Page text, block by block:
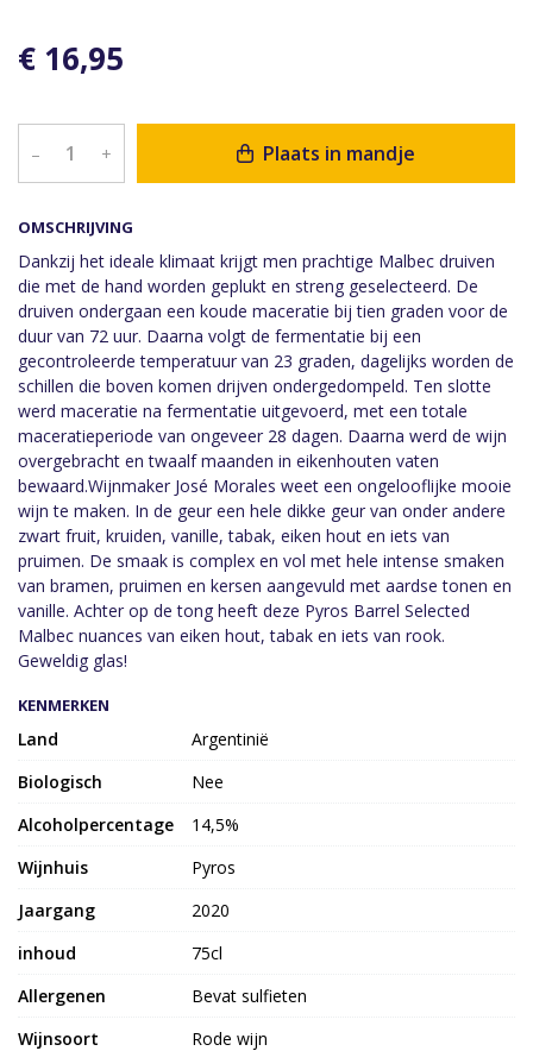
OMSCHRIJVING
Dankzij het ideale klimaat krijgt men prachtige Malbec druiven
die met de hand worden geplukt en streng geselecteerd. De
druiven ondergaan een koude maceratie bij tien graden voor de
duur van 72 uur. Daarna volgt de fermentatie bij een
gecontroleerde temperatuur van 23 graden, dagelijks worden de
schillen die boven komen drijven ondergedompeld. Ten slotte
werd maceratie na fermentatie uitgevoerd, met een totale
maceratieperiode van ongeveer 28 dagen. Daarna werd de wijn
overgebracht en twaalf maanden in eikenhouten vaten
bewaard.Wijnmaker José Morales weet een ongelooflijke mooie
wijn te maken. In de geur een hele dikke geur van onder andere
zwart fruit, kruiden, vanille, tabak, eiken hout en iets van
pruimen. De smaak is complex en vol met hele intense smaken
van bramen, pruimen en kersen aangevuld met aardse tonen en
vanille. Achter op de tong heeft deze Pyros Barrel Selected
Malbec nuances van eiken hout, tabak en iets van rook.
Geweldig glas!
€ 16,95
– + Plaats in mandje
KENMERKEN
Land
Argentinië
Biologisch
Nee
Alcoholpercentage
14,5%
Wijnhuis
Pyros
Jaargang
2020
inhoud
75cl
Allergenen
Bevat sulfieten
Wijnsoort
Rode wijn